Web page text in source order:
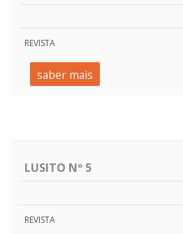
REVISTA
saber mais
LUSITO Nº 5
REVISTA